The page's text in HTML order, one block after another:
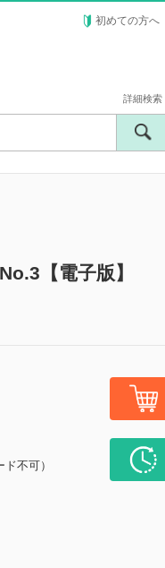
初めての方へ
詳細検索
【電子版】
不可）